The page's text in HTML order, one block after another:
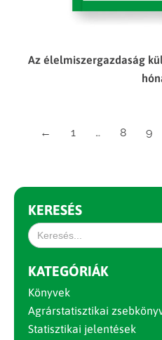
Az élelmiszergazdaság
← 1 … 8 9
KERESÉS
Search
for:
KATEGÓRIÁK
Könyvek
Agrárstatisztikai
Statisztikai jelentések